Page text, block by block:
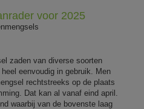
voor 2025
zaden van diverse soorten
heel eenvoudig in gebruik. Men
rechtstreeks op de plaats
Dat kan al vanaf eind april.
waarbij van de bovenste laag